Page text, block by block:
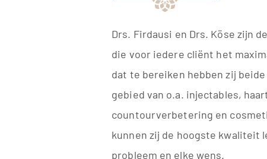
Drs. Firdausi en Drs. Köse zijn
die voor iedere cliënt het
dat te bereiken hebben zij
gebied van o.a. injectables,
countourverbetering en
kunnen zij de hoogste kwaliteit
probleem en elke wens.